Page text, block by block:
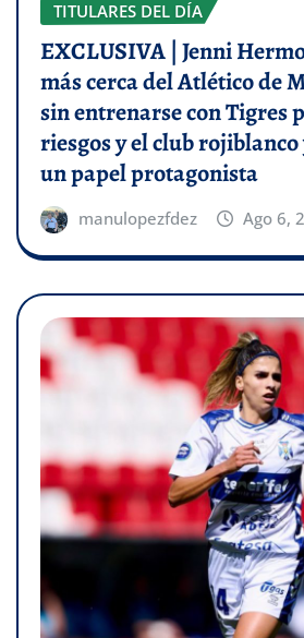
TITULARES DEL DÍA
EXCLUSIVA | Jenni
más cerca del Atlético de
sin entrenarse con Tigres
riesgos y el club
un papel protagonista
manulopezfdez Ago 6,